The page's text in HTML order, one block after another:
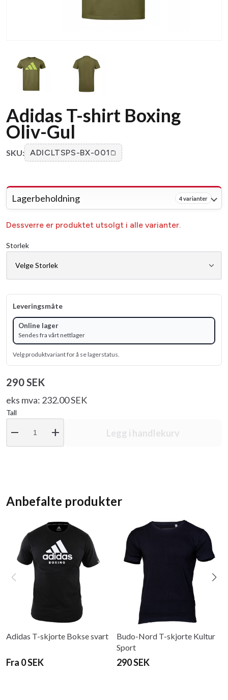
Adidas T-shirt Boxing
Oliv-Gul
SKU: ADICLTSPS-BX-001
Lagerbeholdning 4 varianter
Dessverre er produktet utsolgt i alle varianter.
Storlek
Leveringsmåte
Online lager
Sendes fra vårt nettlager
Velg produktvariant for å se lagerstatus.
290 SEK
eks mva: 232.00 SEK
Tall
remove add Legg i handlekurv
Anbefalte produkter
Adidas T-skjorte Bokse svart
Fra 0 SEK
Budo-Nord T-skjorte Kultur
Sport
290 SEK